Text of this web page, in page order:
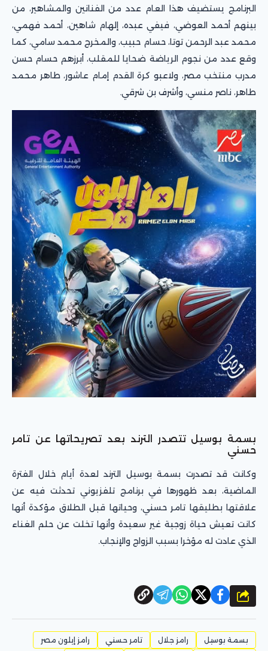
البرنامج يستضيف هذا العام عدد من الفنانين والمشاهير، من
بينهم أحمد العوضي، فيفي عبده، إلهام شاهين، أحمد فهمي،
محمد عبد الرحمن توتا، حسام حبيب، والمخرج محمد سامي، كما
وقع عدد من نجوم الرياضة ضحايا للمقلب، أبرزهم حسام حسن
مدرب منتخب مصر، ولاعبو كرة القدم إمام عاشور، طاهر محمد
طاهر، ناصر منسي، وأشرف بن شرقي.
بسمة بوسيل تتصدر الترند بعد تصريحاتها عن تامر
حسني
وكانت قد تصدرت بسمة بوسيل الترند لعدة أيام خلال الفترة
الماضية، بعد ظهورها في برنامج تلفزيوني تحدثت فيه عن
علاقتها بطليقها تامر حسني، وحياتها قبل الطلاق مؤكدة أنها
كانت تعيش حياة زوجية غير سعيدة وأنها تخلت عن حلم الغناء
الذي عادت له مؤخرا بسبب الزواج والإنجاب.
شارك
بسمة بوسيل رامز جلال تامر حسني
رامز إيلون مصر